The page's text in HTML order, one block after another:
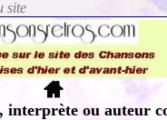
interprète ou auteur